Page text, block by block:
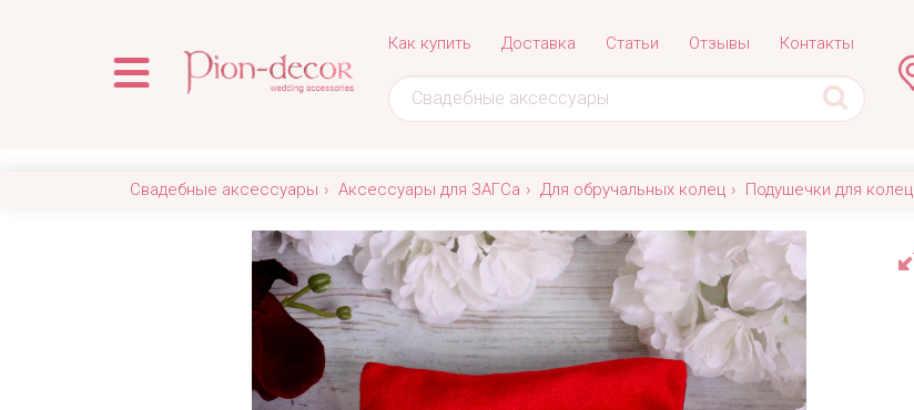
Как купить Доставка Статьи Отзывы Контакты
Свадебные аксессуары Аксессуары для ЗАГСа Для обручальных колец Подушечки для колец